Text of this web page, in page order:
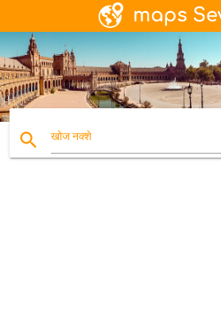
search खोज नक्शे